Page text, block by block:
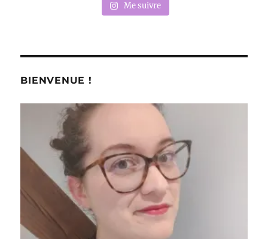
Me suivre
BIENVENUE !